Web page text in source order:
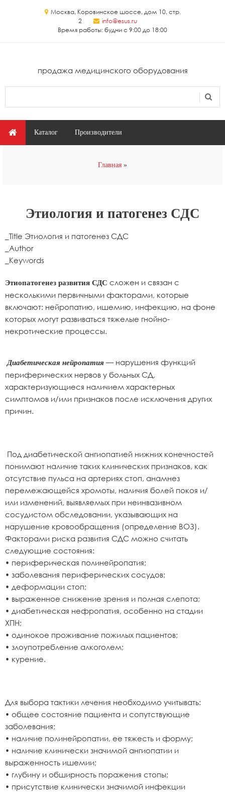
Москва, Коровинское шоссе, дом 10, стр.
2
info@esus.ru
Время работы: будни с 9:00 до 18:00
продажа медицинского оборудования
Главное меню
Каталог Производители
Главная
Этиология и патогенез СДС
_Title Этиология и патогенез СДС
_Author
_Keywords
Этиопатогенез развития СДС сложен и связан с
несколькими первичными факторами, которые
включают: нейропатию, ишемию, инфекцию, на фоне
которых могут развиваться тяжелые гнойно-
некротические процессы.
Диабетическая нейропатия — нарушения функций
периферических нервов у больных СД,
характеризующиеся наличием характерных
симптомов и/или признаков после исключения других
причин.
Под диабетической ангиопатией нижних конечностей
понимают наличие таких клинических признаков, как
отсутствие пульса на артериях стоп, анамнез
перемежающейся хромоты, наличия болей покоя и/
или изменений, выявляемых при неинвазивном
сосудистом обследовании, указывающих на
нарушение кровообращения (определение ВОЗ).
Факторами риска развития СДС можно считать
следующие состояния:
• периферическая полинейропатия;
• заболевания периферических сосудов;
• деформации стоп;
• выраженное снижение зрения и полная слепота;
• диабетическая нефропатия, особенно на стадии
ХПН;
• одинокое проживание пожилых пациентов;
• злоупотребление алкоголем;
• курение.
Для выбора тактики лечения необходимо учитывать:
• общее состояние пациента и сопутствующие
заболевания;
• наличие полинейропатии, ее тяжесть и форму;
• наличие клинически значимой ангиопатии и
выраженность ишемии;
• глубину и обширность поражения стопы;
• присутствие клинически значимой инфекции